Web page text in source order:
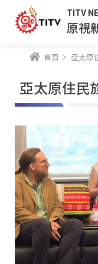
TITV
原視
首頁 亞太原
亞太原住民